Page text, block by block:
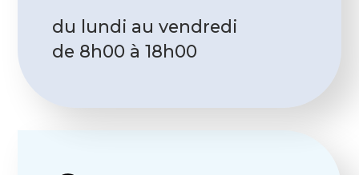
du lundi au vendredi
de 8h00 à 18h00